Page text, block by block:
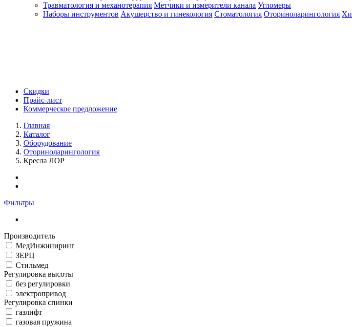
Травматология и механотерапия Метчики и измерители канала Угломеры
Наборы инструментов Акушерство и гинекология Стоматология Оториноларингология
Скидки
Прайс-лист
Коммерческое предложение
Главная
Каталог
Оборудование
Оториноларингология
Кресла ЛОР
Фильтры
Производитель
МедИнжиниринг
ЗЕРЦ
Стильмед
Регулировка высоты
без регулировки
электропривод
Регулировка спинки
газлифт
газовая пружина